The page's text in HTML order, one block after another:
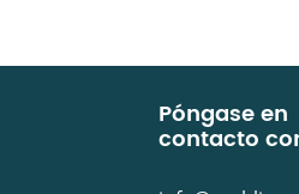
Póngase en
contacto